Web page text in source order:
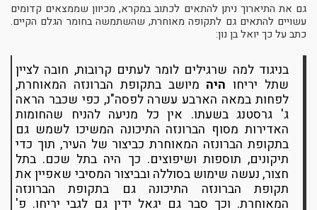
גם את התיארוך ניתן להתאים לכתוב במקרא, מכיוון שממצאים קדומים
עשויים להתאים גם לתקופה מאוחרת, שהשתמשה בחומר הגלם הקיים.
כתב על כך יואל בן נון:
בניגוד למה שרגילים לומר לעתים קרובות, חובה לציין
שתל יריחו היה מיושב בתקופת הברונזה המאוחרת,
לפחות במאה הארבע עשרה לפסה"נ, כפי שכבר הראה
ג' גרסטנג בשעתו. אין כל מניעה להניח שהחומות
האדירות מסוף הברונזה התיכונה המשיכו לשמש גם
בתקופת הברונזה המאוחרת כביצור של העיר, תוך כדי
תיקונים, תוספות ושיפוצים. כך היה בתל שכם. בתל
חצור, נעשה שימוש בסוללה ובביצור המסיבי שאפיין את
תקופת הברונזה התיכונה גם בתקופת הברונזה
המאוחרת. וכך סבר גם יגאל ידין גם לגבי יריחו. פ'